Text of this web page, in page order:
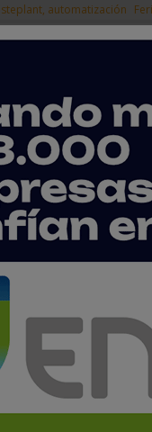
automatización
NOTICIAS
la máxima